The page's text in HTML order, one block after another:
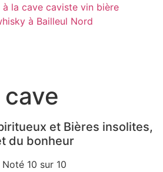
cave
et Bières insolites,
du bonheur
Noté 10 sur 10